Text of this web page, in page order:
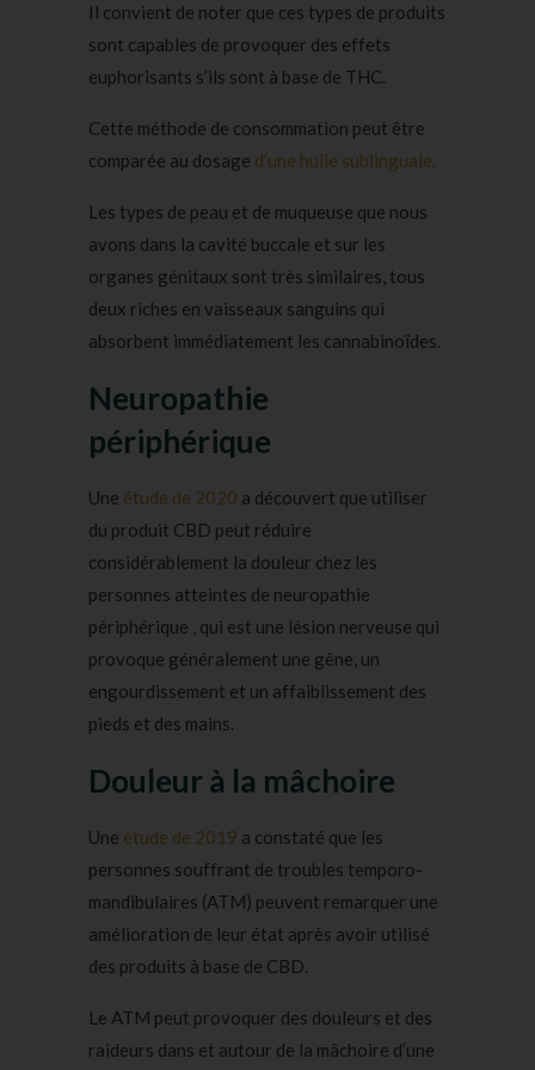
Il convient de noter que ces types de produits
sont capables de provoquer des effets
euphorisants s’ils sont à base de THC.
Cette méthode de consommation peut être
comparée au dosage d’une huile sublinguale.
Les types de peau et de muqueuse que nous
avons dans la cavité buccale et sur les
organes génitaux sont très similaires, tous
deux riches en vaisseaux sanguins qui
absorbent immédiatement les cannabinoïdes.
Neuropathie
périphérique
Une étude de 2020 a découvert que utiliser
du produit CBD peut réduire
considérablement la douleur chez les
personnes atteintes de neuropathie
périphérique , qui est une lésion nerveuse qui
provoque généralement une gêne, un
engourdissement et un affaiblissement des
pieds et des mains.
Douleur à la mâchoire
Une étude de 2019 a constaté que les
personnes souffrant de troubles temporo-
mandibulaires (ATM) peuvent remarquer une
amélioration de leur état après avoir utilisé
des produits à base de CBD.
Le ATM peut provoquer des douleurs et des
raideurs dans et autour de la mâchoire d’une